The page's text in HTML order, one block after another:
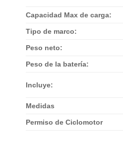
Capacidad Max de carga:
Tipo de marco:
Peso neto:
Peso de la batería:
Incluye:
Medidas
Permiso de Ciclomotor